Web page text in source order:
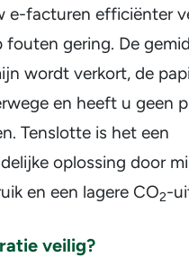
e-facturen efficiënter
fouten gering. De
wordt verkort, de
en heeft u geen
Tenslotte is het een
oplossing door
en een lagere CO2-
veilig?